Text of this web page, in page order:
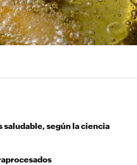
saludable, según la ciencia